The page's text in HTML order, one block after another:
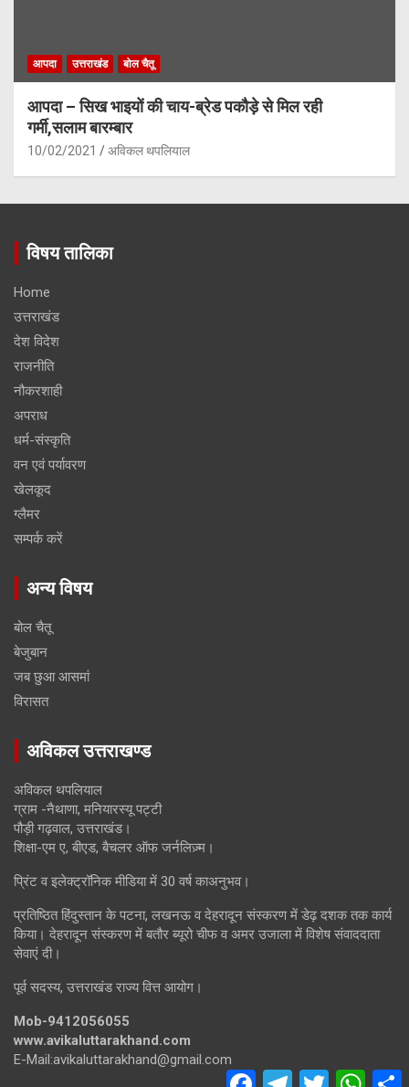
आपदा उत्तराखंड बोल चैतू
आपदा – सिख भाइयों की चाय-ब्रेड पकौड़े से मिल रही
गर्मी,सलाम बारम्बार
10/02/2021 अविकल थपलियाल
विषय तालिका
Home
उत्तराखंड
देश विदेश
राजनीति
नौकरशाही
अपराध
धर्म-संस्कृति
वन एवं पर्यावरण
खेलकूद
ग्लैमर
सम्पर्क करें
अन्य विषय
बोल चैतू
बेजुबान
जब छुआ आसमां
विरासत
अविकल उत्तराखण्ड
अविकल थपलियाल
ग्राम -नैथाणा, मनियारस्यू पट्टी
पौड़ी गढ़वाल, उत्तराखंड।
शिक्षा-एम ए, बीएड, बैचलर ऑफ जर्नलिज़्म।
प्रिंट व इलेक्ट्रॉनिक मीडिया में 30 वर्ष काअनुभव।
प्रतिष्ठित हिंदुस्तान के पटना, लखनऊ व देहरादून संस्करण में डेढ़ दशक तक कार्य
किया। देहरादून संस्करण में बतौर ब्यूरो चीफ व अमर उजाला में विशेष संवाददाता
सेवाएं दी।
पूर्व सदस्य, उत्तराखंड राज्य वित्त आयोग।
Mob-9412056055
www.avikaluttarakhand.com
E-Mail:avikaluttarakhand@gmail.com
T
T
W